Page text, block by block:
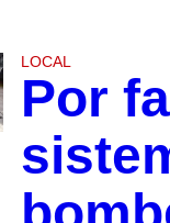
LOCAL
Por